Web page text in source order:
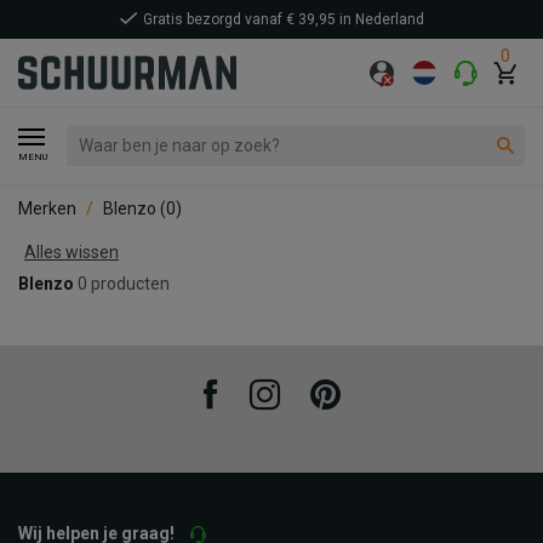
0
MENU
Gratis bezorgd vanaf € 39,95 in Nederland
Merken Blenzo (0)
Alles wissen
Blenzo 0 producten
FacebookInstagramPinterest
Wij helpen je graag!